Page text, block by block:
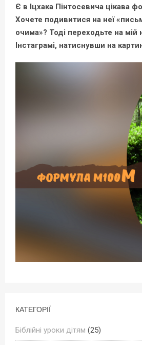
Є в Іцхака Пінтосевича цікава
Хочете подивитися на неї
очима»? Тоді переходьте на мій
Інстаграмі, натиснувши на
КАТЕГОРІЇ
Біблійні уроки дітям (25)